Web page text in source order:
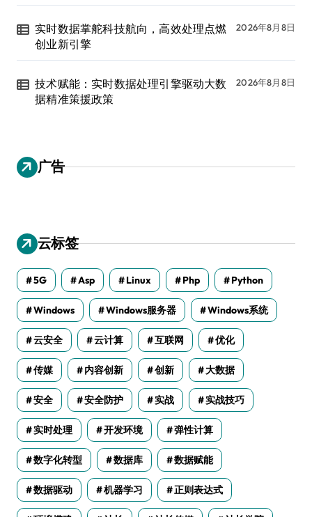
实时数据掌舵科技航向，高效处理点燃
创业新引擎
2026年8月8日
技术赋能：实时数据处理引擎驱动大数
据精准策援政策
2026年8月8日
广告
云标签
5G Asp Linux Php Python
Windows Windows服务器 Windows系统
云安全 云计算 互联网 优化
传媒 内容创新 创新 大数据
安全 安全防护 实战 实战技巧
实时处理 开发环境 弹性计算
数字化转型 数据库 数据赋能
数据驱动 机器学习 正则表达式